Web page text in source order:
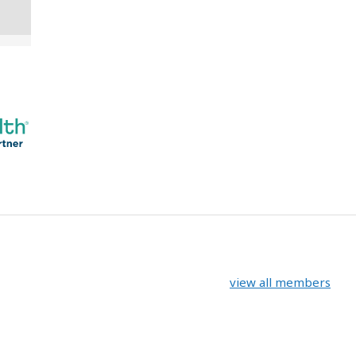
view all members